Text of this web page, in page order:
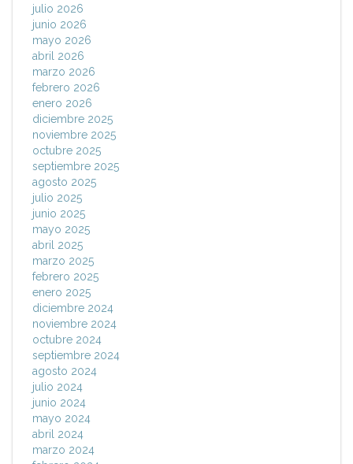
julio 2026
junio 2026
mayo 2026
abril 2026
marzo 2026
febrero 2026
enero 2026
diciembre 2025
noviembre 2025
octubre 2025
septiembre 2025
agosto 2025
julio 2025
junio 2025
mayo 2025
abril 2025
marzo 2025
febrero 2025
enero 2025
diciembre 2024
noviembre 2024
octubre 2024
septiembre 2024
agosto 2024
julio 2024
junio 2024
mayo 2024
abril 2024
marzo 2024